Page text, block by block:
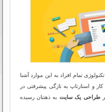
تمام افراد به این موارد آشنا
و استارتاپ به تازگی پیشرفتی در
طراحی یک سایت به ذهنتان رسیده